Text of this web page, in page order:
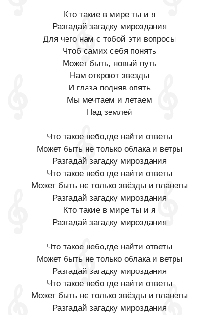
Кто такие в мире ты и я
Разгадай загадку мироздания
Для чего нам с тобой эти вопросы
Чтоб самих себя понять
Может быть, новый путь
Нам откроют звезды
И глаза подняв опять
Мы мечтаем и летаем
Над землей
Что такое небо,где найти ответы
Может быть не только облака и ветры
Разгадай загадку мироздания
Что такое небо где найти ответы
Может быть не только звёзды и планеты
Разгадай загадку мироздания
Кто такие в мире ты и я
Разгадай загадку мироздания
Что такое небо,где найти ответы
Может быть не только облака и ветры
Разгадай загадку мироздания
Что такое небо где найти ответы
Может быть не только звёзды и планеты
Разгадай загадку мироздания